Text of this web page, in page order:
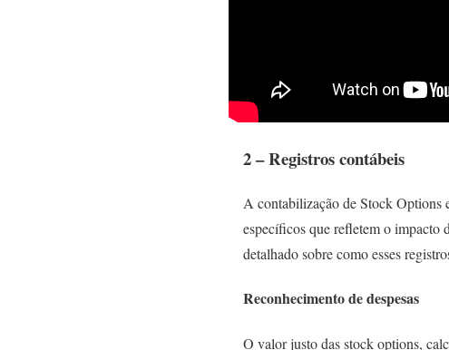
2 – Registros contábeis
A contabilização de Stock Options
específicos que refletem o impacto
detalhado sobre como esses
Reconhecimento de despesas
O valor justo das stock options,